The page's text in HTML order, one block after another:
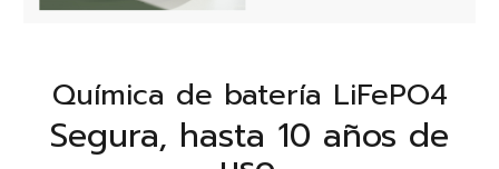
Química de batería LiFePO4
Segura, hasta 10 años de